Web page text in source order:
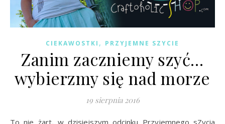
CIEKAWOSTKI , PRZYJEMNE SZYCIE
Zanim zaczniemy szyć…
wybierzmy się nad morze
19 sierpnia 2016